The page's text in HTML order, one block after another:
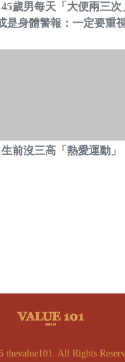
歲男每天「大便兩三
身體警報：一定要重
生前沒三高「熱愛運動
thevalue101. All Rights